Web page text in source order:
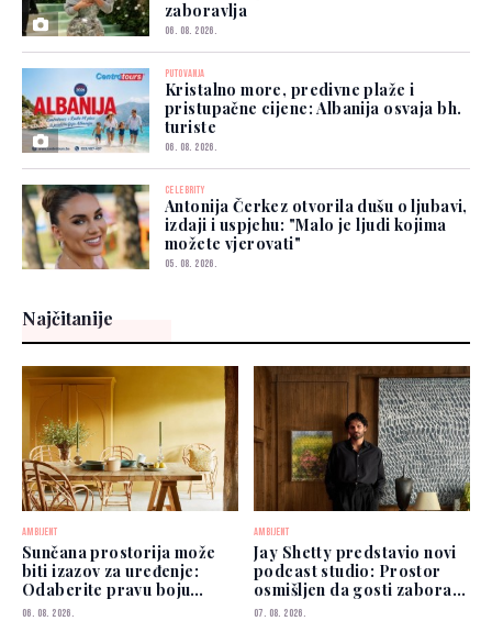
zaboravlja
06. 08. 2026.
PUTOVANJA
Kristalno more, predivne plaže i
pristupačne cijene: Albanija osvaja bh.
turiste
06. 08. 2026.
CELEBRITY
Antonija Čerkez otvorila dušu o ljubavi,
izdaji i uspjehu: "Malo je ljudi kojima
možete vjerovati"
05. 08. 2026.
Najčitanije
AMBIJENT
Sunčana prostorija može
biti izazov za uređenje:
Odaberite pravu boju
zidova
06. 08. 2026.
AMBIJENT
Jay Shetty predstavio novi
podcast studio: Prostor
osmišljen da gosti zaborave
na kamere
07. 08. 2026.